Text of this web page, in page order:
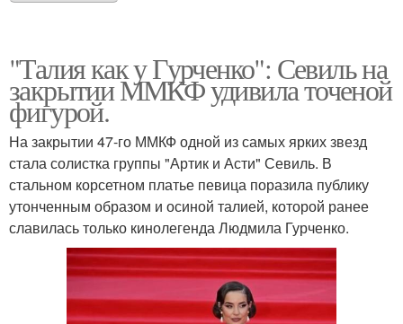
"Талия как у Гурченко": Севиль на
закрытии ММКФ удивила точеной
фигурой.
На закрытии 47-го ММКФ одной из самых ярких звезд
стала солистка группы "Артик и Асти" Севиль. В
стальном корсетном платье певица поразила публику
утонченным образом и осиной талией, которой ранее
славилась только кинолегенда Людмила Гурченко.